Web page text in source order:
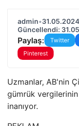
admin•
Güncellendi:
Paylaş: Twitter
Pinterest
Uzmanlar, AB'nin
gümrük
inanıyor.